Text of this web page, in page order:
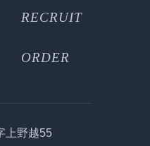
RECRUIT
ORDER
上野越55